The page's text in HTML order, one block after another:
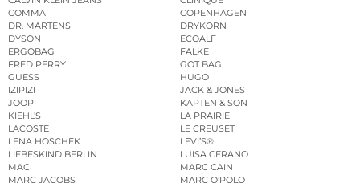
COMMA
COPENHAGEN
DR. MARTENS
DRYKORN
DYSON
ECOALF
ERGOBAG
FALKE
FRED PERRY
GOT BAG
GUESS
HUGO
IZIPIZI
JACK & JONES
JOOP!
KAPTEN & SON
KIEHL’S
LA PRAIRIE
LACOSTE
LE CREUSET
LENA HOSCHEK
LEVI’S®
LIEBESKIND BERLIN
LUISA CERANO
MAC
MARC CAIN
MARC JACOBS
MARC O’POLO